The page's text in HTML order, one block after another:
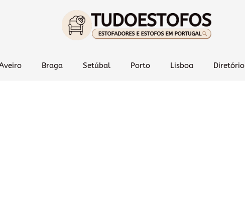
Braga Setúbal Porto Lisboa